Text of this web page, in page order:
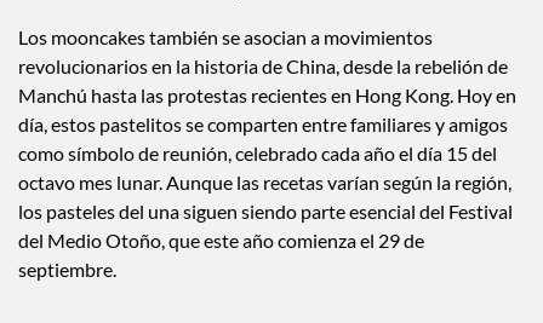
Los mooncakes también se asocian a movimientos
revolucionarios en la historia de China, desde la rebelión de
Manchú hasta las protestas recientes en Hong Kong. Hoy en
día, estos pastelitos se comparten entre familiares y amigos
como símbolo de reunión, celebrado cada año el día 15 del
octavo mes lunar. Aunque las recetas varían según la región,
los pasteles del una siguen siendo parte esencial del Festival
del Medio Otoño, que este año comienza el 29 de